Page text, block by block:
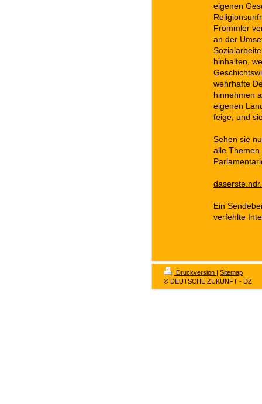
eigenen
Frömmler
an der
hinhalten,
wehrhafte
hinnehmen
eigenen
feige, und
Sehen sie
alle Themen
Ein
verfehlte
Druckversion | Sitemap
© DEUTSCHE ZUKUNFT - DZ